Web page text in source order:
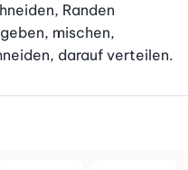
Randen
mischen,
darauf verteilen.